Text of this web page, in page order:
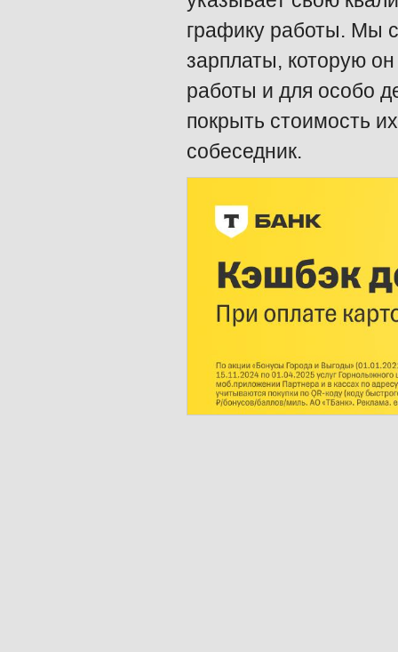
графику работы. Мы
зарплаты, которую
работы и для особо
покрыть стоимость
собеседник.